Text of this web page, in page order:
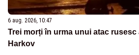
6 aug. 2026, 10:47
Trei morți în urma unui atac
Harkov